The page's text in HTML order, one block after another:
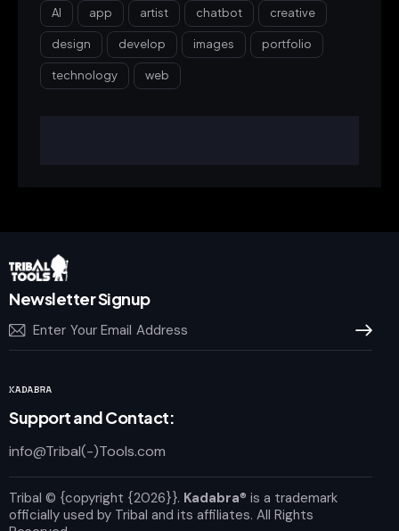
AI app artist chatbot creative
design develop images portfolio
technology web
Newsletter Signup
Support and Contact:
info@Tribal(-)Tools.com
Tribal © {copyright {2026}}. Kadabra® is a trademark
officially used by Tribal and its affiliates. All Rights